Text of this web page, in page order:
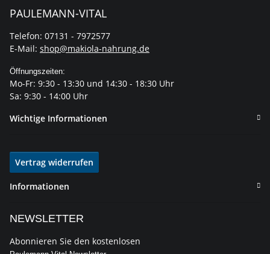
PAULEMANN-VITAL
Telefon: 07131 - 7972577
E-Mail: shop@makiola-nahrung.de
Öffnungszeiten:
Mo-Fr: 9:30 - 13:30 und 14:30 - 18:30 Uhr
Sa: 9:30 - 14:00 Uhr
Wichtige Informationen
Vertrag widerrufen
Informationen
NEWSLETTER
Abonnieren Sie den kostenlosen